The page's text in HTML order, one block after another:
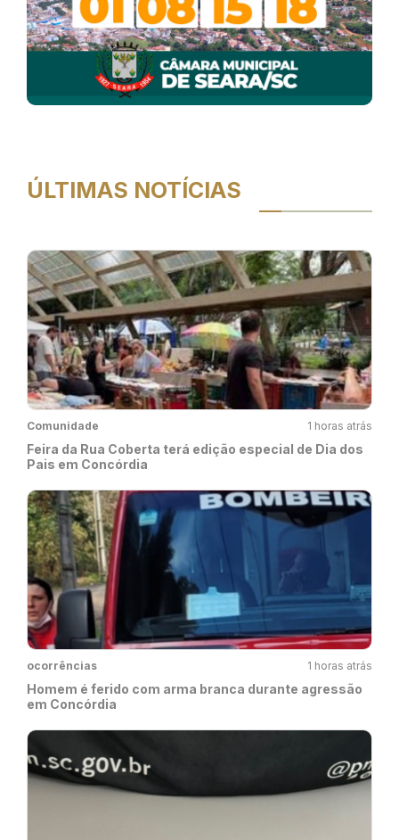
ÚLTIMAS NOTÍCIAS
Comunidade 1 horas atrás
Feira da Rua Coberta terá edição especial de Dia dos
Pais em Concórdia
ocorrências 1 horas atrás
Homem é ferido com arma branca durante agressão
em Concórdia